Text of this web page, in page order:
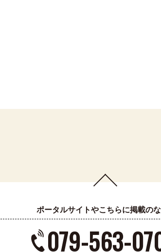
ポータルサイトやこちらに掲載の
079-563-